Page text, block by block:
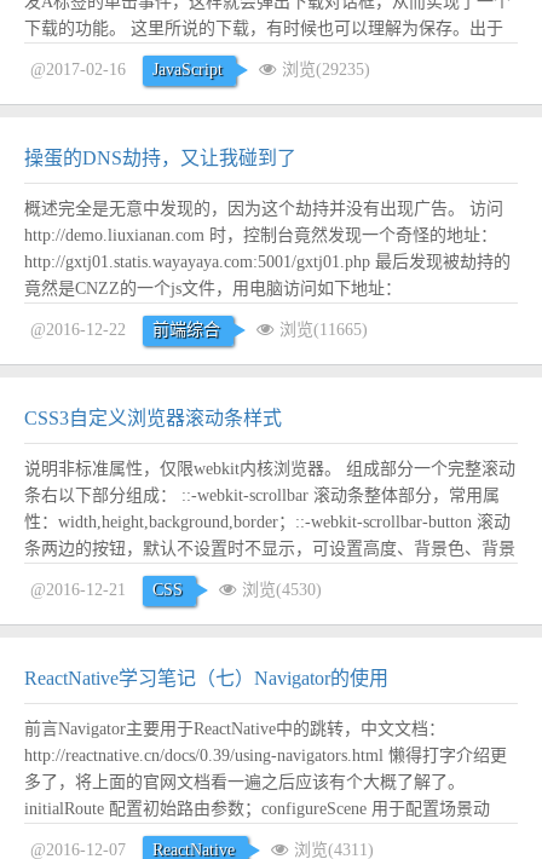
下载的功能。 这里所说的下载，有时候也可以理解为保存。出于
安全考虑，JS肯定无法直接调用FileAPI写文件到磁盘，但是却可以
通过下载来变相实现保存功能。 几个备用知识点JS触发单击事件
既然是用A标签模拟，那么肯...阅读全文
@2017-02-16 JavaScript 浏览(29235)
操蛋的DNS劫持，又让我碰到了
概述完全是无意中发现的，因为这个劫持并没有出现广告。 访问
http://demo.liuxianan.com 时，控制台竟然发现一个奇怪的地址：
http://gxtj01.statis.wayayaya.com:5001/gxtj01.php 最后发现被劫持的
竟然是CNZZ的一个js文件，用电脑访问如下地址：
http://c.cnzz.com/core.php?web_id=125713...
@2016-12-22
前端综合 浏览(11665)
CSS3自定义浏览器滚动条样式
说明非标准属性，仅限webkit内核浏览器。 组成部分一个完整滚动
条右以下部分组成： ::-webkit-scrollbar 滚动条整体部分，常用属
性：width,height,background,border；::-webkit-scrollbar-button 滚动
条两边的按钮，默认不设置时不显示，可设置高度、背景色、背景
图片；::-webkit-scrollbar-track 整个...
@2016-12-21
CSS 浏览(4530)
ReactNative学习笔记（七）Navigator的使用
前言Navigator主要用于ReactNative中的跳转，中文文档：
http://reactnative.cn/docs/0.39/using-navigators.html 懒得打字介绍更
多了，将上面的官网文档看一遍之后应该有个大概了解了。
initialRoute 配置初始路由参数；configureScene 用于配置场景动
画；renderScene 指示具体如何渲染一个场景...
@2016-12-07
ReactNative 浏览(4311)